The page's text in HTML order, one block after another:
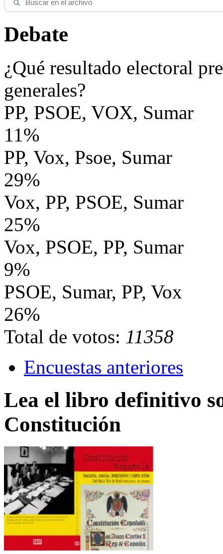
Debate
¿Qué resultado electoral
generales?
PP, PSOE, VOX, Sumar
11%
PP, Vox, Psoe, Sumar
29%
Vox, PP, PSOE, Sumar
25%
Vox, PSOE, PP, Sumar
9%
PSOE, Sumar, PP, Vox
26%
Total de votos: 11358
Encuestas anteriores
Lea el libro definitivo
Constitución